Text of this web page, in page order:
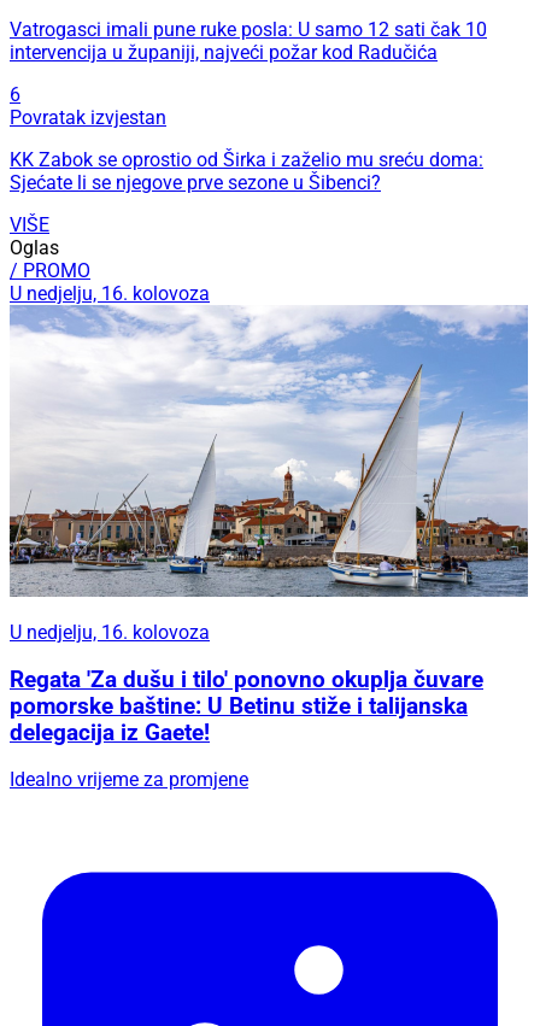
Vatrogasci imali pune ruke posla: U samo 12 sati čak 10
intervencija u županiji, najveći požar kod Radučića
6
Povratak izvjestan
KK Zabok se oprostio od Širka i zaželio mu sreću doma:
Sjećate li se njegove prve sezone u Šibenci?
VIŠE
Oglas
/ PROMO
U nedjelju, 16. kolovoza
U nedjelju, 16. kolovoza
Regata 'Za dušu i tilo' ponovno okuplja čuvare
pomorske baštine: U Betinu stiže i talijanska
delegacija iz Gaete!
Idealno vrijeme za promjene